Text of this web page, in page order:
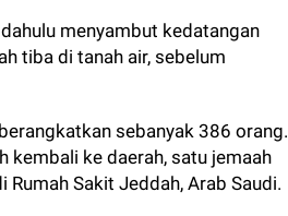
menyambut kedatangan
tiba di tanah air, sebelum
sebanyak 386 orang.
kembali ke daerah, satu jemaah
Sakit Jeddah, Arab Saudi.